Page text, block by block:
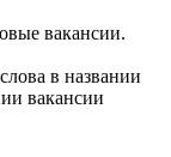
вакансии.
в названии
вакансии